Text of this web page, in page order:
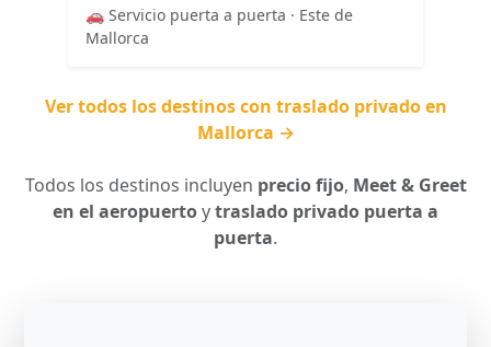
🚗 Servicio puerta a puerta · Este de
Mallorca
Ver todos los destinos con traslado privado en
Mallorca →
Todos los destinos incluyen precio fijo, Meet & Greet
en el aeropuertoytraslado privado puerta a
puerta.